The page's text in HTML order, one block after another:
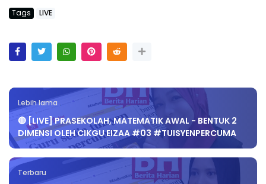
Tags LIVE
Lebih lama
🔴 [LIVE] PRASEKOLAH, MATEMATIK AWAL - BENTUK 2
DIMENSI OLEH CIKGU EIZAA #03 #TUISYENPERCUMA
Terbaru